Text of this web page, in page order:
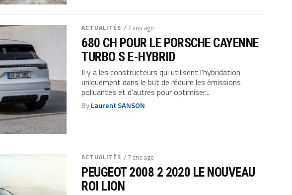
ACTUALITÉS / 7 ans ago
680 CH POUR LE PORSCHE CAYENNE
TURBO S E-HYBRID
Il y a les constructeurs qui utilisent l’hybridation
uniquement dans le but de réduire les émissions
polluantes et d’autres pour optimiser...
ByLaurent SANSON
ACTUALITÉS / 7 ans ago
PEUGEOT 2008 2 2020 LE NOUVEAU
ROI LION